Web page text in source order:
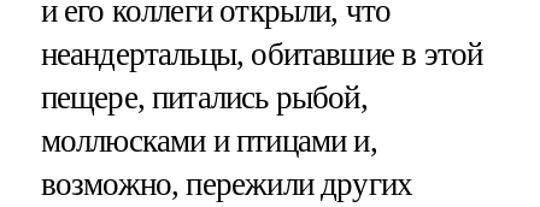
и его коллеги открыли, что
неандертальцы, обитавшие в этой
пещере, питались рыбой,
моллюсками и птицами и,
возможно, пережили других